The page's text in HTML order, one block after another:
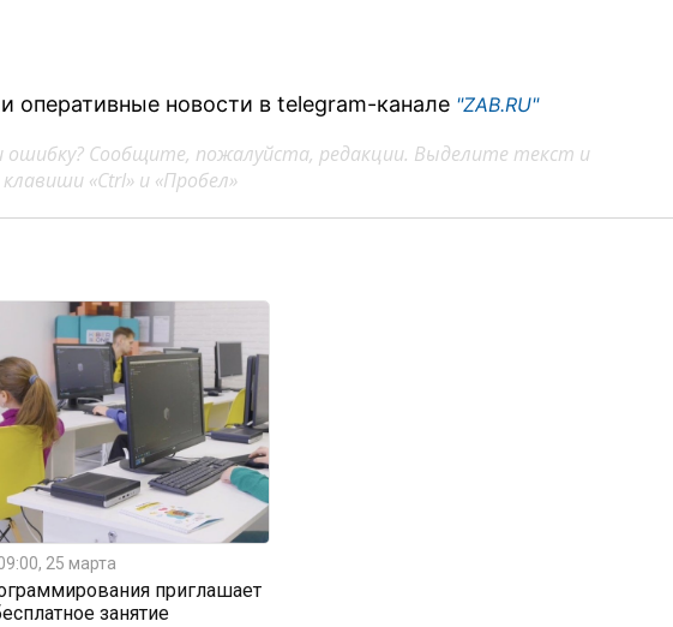
оперативные новости в telegram-канале "ZAB.RU"
Сообщите, пожалуйста, редакции. Выделите текст и
«Ctrl» и «Пробел»
25 марта
приглашает
занятие